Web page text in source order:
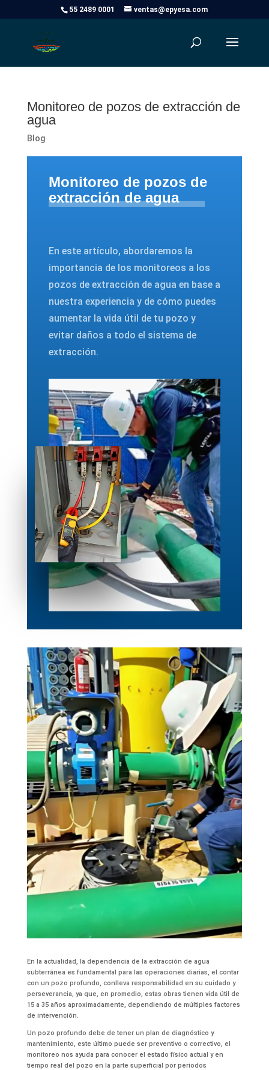
55 2489 0001 ventas@epyesa.com
Monitoreo de pozos de extracción de
agua
Blog
Monitoreo de pozos de
extracción de agua
En este artículo, abordaremos la
importancia de los monitoreos a los
pozos de extracción de agua en base a
nuestra experiencia y de cómo puedes
aumentar la vida útil de tu pozo y
evitar daños a todo el sistema de
extracción.
En la actualidad, la dependencia de la extracción de agua
subterránea es fundamental para las operaciones diarias, el contar
con un pozo profundo, conlleva responsabilidad en su cuidado y
perseverancia, ya que, en promedio, estas obras tienen vida útil de
15 a 35 años aproximadamente, dependiendo de múltiples factores
de intervención.
Un pozo profundo debe de tener un plan de diagnóstico y
mantenimiento, este último puede ser preventivo o correctivo, el
monitoreo nos ayuda para conocer el estado físico actual y en
tiempo real del pozo en la parte superficial por periodos